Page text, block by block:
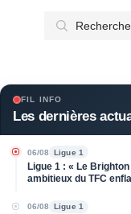
FIL INFO
Les dernières
06/08 Ligue 1
Ligue 1 : « Le
ambitieux du TFC
06/08 Ligue 1